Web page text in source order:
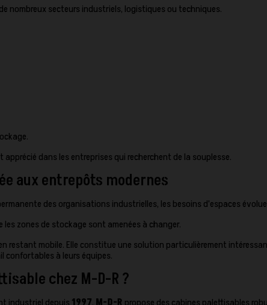
nombreux secteurs industriels, logistiques ou techniques.
dans les entreprises qui recherchent de la souplesse.
aux entrepôts modernes
des organisations industrielles, les besoins d'espaces
zones de stockage sont amenées à changer.
restant mobile. Elle constitue une solution particulièrement
à leurs équipes.
chez M-D-R ?